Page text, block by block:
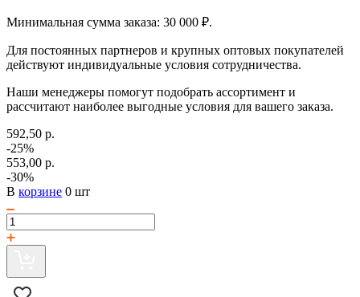
Минимальная сумма заказа: 30 000 ₽.
Для постоянных партнеров и крупных оптовых покупателей
действуют индивидуальные условия сотрудничества.
Наши менеджеры помогут подобрать ассортимент и
рассчитают наиболее выгодные условия для вашего заказа.
592,50 р.
-25%
553,00 р.
-30%
В корзине 0 шт